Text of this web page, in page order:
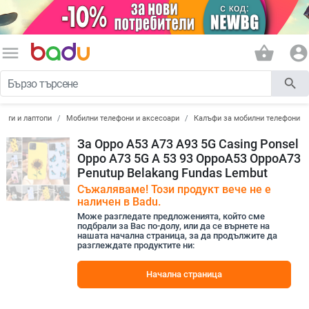
menu shopping_basket account_circle
search
и лаптопи Мобилни телефони и аксесоари Калъфи за мобилни телефони
За Oppo A53 A73 A93 5G Casing Ponsel
Oppo A73 5G A 53 93 OppoA53 OppoA73
Penutup Belakang Fundas Lembut
Съжаляваме! Този продукт вече не е
наличен в Badu.
Може разгледате предложенията, който сме
подбрали за Вас по-долу, или да се върнете на
нашата начална страница, за да продължите да
разглеждате продуктите ни:
Начална страница